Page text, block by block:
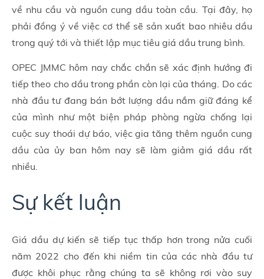
về nhu cầu và nguồn cung dầu toàn cầu. Tại đây, họ
phải đồng ý về việc cơ thể sẽ sản xuất bao nhiêu dầu
trong quý tới và thiết lập mục tiêu giá dầu trung bình.
OPEC JMMC hôm nay chắc chắn sẽ xác định hướng đi
tiếp theo cho dầu trong phần còn lại của tháng. Do các
nhà đầu tư đang bán bớt lượng dầu nắm giữ đáng kể
của mình như một biện pháp phòng ngừa chống lại
cuộc suy thoái dự báo, việc gia tăng thêm nguồn cung
dầu của ủy ban hôm nay sẽ làm giảm giá dầu rất
nhiều.
Sự kết luận
Giá dầu dự kiến sẽ tiếp tục thấp hơn trong nửa cuối
năm 2022 cho đến khi niềm tin của các nhà đầu tư
được khôi phục rằng chúng ta sẽ không rơi vào suy